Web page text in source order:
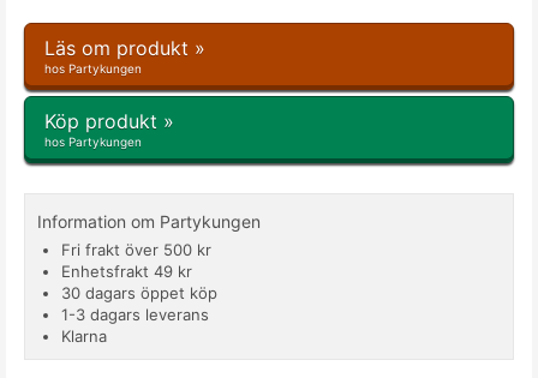
Läs om produkt »
hos Partykungen
Köp produkt »
hos Partykungen
Information om Partykungen
Fri frakt över 500 kr
Enhetsfrakt 49 kr
30 dagars öppet köp
1-3 dagars leverans
Klarna